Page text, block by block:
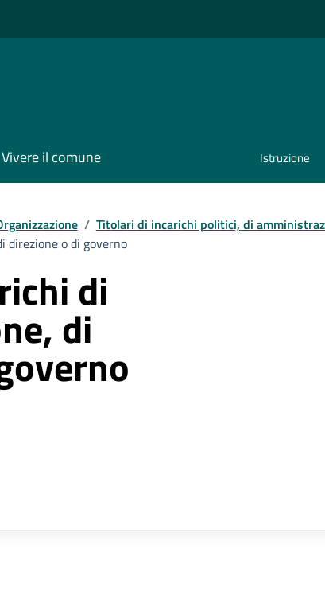
Vivere il comune Istruzione
/ Titolari di incarichi politici, di
direzione o di governo
di
di